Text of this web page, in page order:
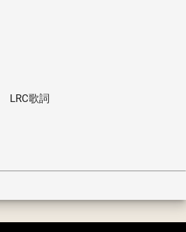
LRC歌詞